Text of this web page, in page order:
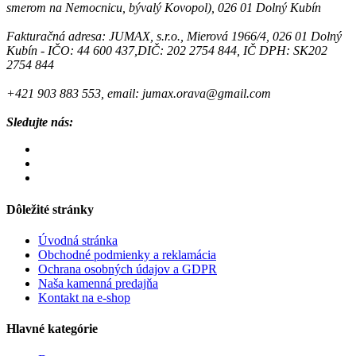
smerom na Nemocnicu, bývalý Kovopol), 026 01 Dolný Kubín
Fakturačná adresa: JUMAX, s.r.o., Mierová 1966/4, 026 01 Dolný
Kubín - IČO: 44 600 437,DIČ: 202 2754 844, IČ DPH: SK202
2754 844
+421 903 883 553, email: jumax.orava@gmail.com
Sledujte nás:
Dôležité stránky
Úvodná stránka
Obchodné podmienky a reklamácia
Ochrana osobných údajov a GDPR
Naša kamenná predajňa
Kontakt na e-shop
Hlavné kategórie